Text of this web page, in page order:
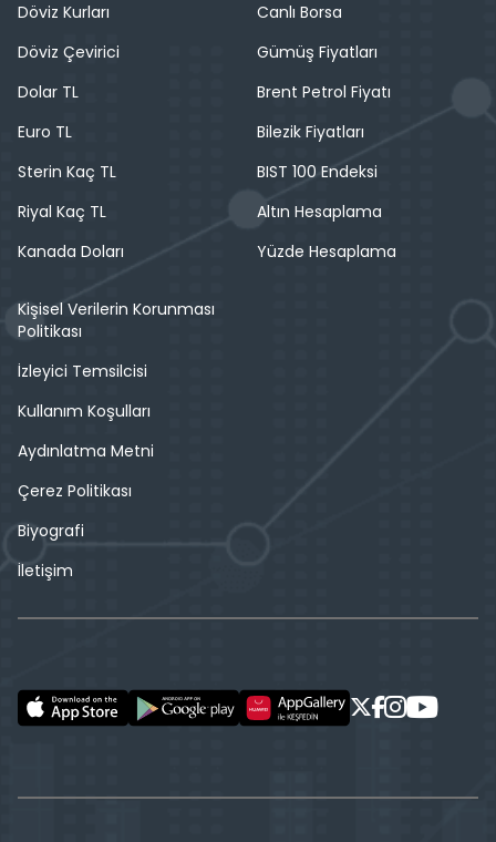
Döviz Kurları
Döviz Çevirici
Dolar TL
Euro TL
Sterin Kaç TL
Riyal Kaç TL
Kanada Doları
Canlı Borsa
Gümüş Fiyatları
Brent Petrol Fiyatı
Bilezik Fiyatları
BIST 100 Endeksi
Altın Hesaplama
Yüzde Hesaplama
Kişisel Verilerin Korunması
Politikası
İzleyici Temsilcisi
Kullanım Koşulları
Aydınlatma Metni
Çerez Politikası
Biyografi
İletişim